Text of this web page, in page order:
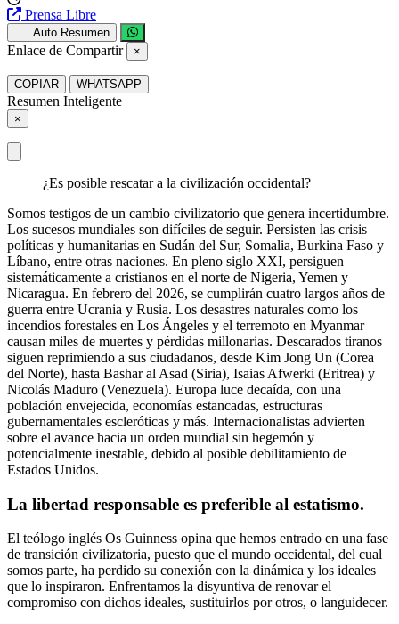
Prensa Libre
Auto Resumen
Enlace de Compartir ×
COPIAR WHATSAPP
Resumen Inteligente
×
¿Es posible rescatar a la civilización occidental?
Somos testigos de un cambio civilizatorio que genera incertidumbre.
Los sucesos mundiales son difíciles de seguir. Persisten las crisis
políticas y humanitarias en Sudán del Sur, Somalia, Burkina Faso y
Líbano, entre otras naciones. En pleno siglo XXI, persiguen
sistemáticamente a cristianos en el norte de Nigeria, Yemen y
Nicaragua. En febrero del 2026, se cumplirán cuatro largos años de
guerra entre Ucrania y Rusia. Los desastres naturales como los
incendios forestales en Los Ángeles y el terremoto en Myanmar
causan miles de muertes y pérdidas millonarias. Descarados tiranos
siguen reprimiendo a sus ciudadanos, desde Kim Jong Un (Corea
del Norte), hasta Bashar al Asad (Siria), Isaias Afwerki (Eritrea) y
Nicolás Maduro (Venezuela). Europa luce decaída, con una
población envejecida, economías estancadas, estructuras
gubernamentales escleróticas y más. Internacionalistas advierten
sobre el avance hacia un orden mundial sin hegemón y
potencialmente inestable, debido al posible debilitamiento de
Estados Unidos.
La libertad responsable es preferible al estatismo.
El teólogo inglés Os Guinness opina que hemos entrado en una fase
de transición civilizatoria, puesto que el mundo occidental, del cual
somos parte, ha perdido su conexión con la dinámica y los ideales
que lo inspiraron. Enfrentamos la disyuntiva de renovar el
compromiso con dichos ideales, sustituirlos por otros, o languidecer.